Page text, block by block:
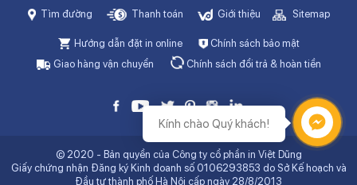
Tìm đường Thanh toán Giới thiệu Sitemap
Hướng dẫn đặt in online
Chính sách bảo mật
Giao hàng vận chuyển
Chính sách đổi trả & hoàn tiền
© 2020 - Bản quyền của Công ty cổ phần in Việt Dũng
Giấy chứng nhận Đăng ký Kinh doanh số 0106293853 do Sở Kế hoạch và
Đầu tư thành phố Hà Nội cấp ngày 28/8/2013
Kính chào Quý khách!